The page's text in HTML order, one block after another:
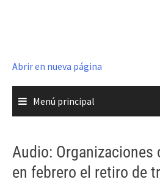
Abrir en nueva página
Menú principal
Audio: Organizaciones
en febrero el retiro de